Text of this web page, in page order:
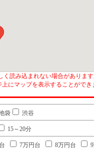
読み込まれない場合がありま
にマップを表示することができ
袋 渋谷
15～20分
7万円台 8万円台